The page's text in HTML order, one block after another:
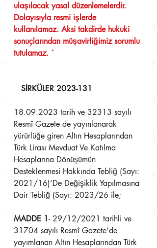
ulaşılacak yasal düzenlemelerdir.
Dolayısıyla resmi işlerde
kullanılamaz. Aksi takdirde hukuki
sonuçlarından müşavirliğimiz sorumlu
tutulamaz. `
SİRKÜLER 2023-131
18.09.2023 tarih ve 32313 sayılı
Resmî Gazete de yayınlanarak
yürürlüğe giren Altın Hesaplarından
Türk Lirası Mevduat Ve Katılma
Hesaplarına Dönüşümün
Desteklenmesi Hakkında Tebliğ (Sayı:
2021/16)’De Değişiklik Yapılmasına
Dair Tebliğ (Sayı: 2023/26 ile;
MADDE 1- 29/12/2021 tarihli ve
31704 sayılı Resmî Gazete’de
yayımlanan Altın Hesaplarından Türk